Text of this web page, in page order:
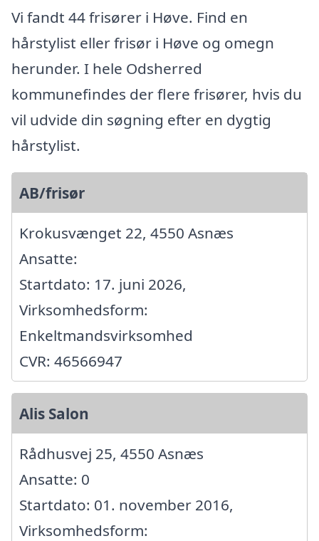
Vi fandt 44 frisører i Høve. Find en
hårstylist eller frisør i Høve og omegn
herunder. I hele Odsherred
kommunefindes der flere frisører, hvis du
vil udvide din søgning efter en dygtig
hårstylist.
AB/frisør
Krokusvænget 22, 4550 Asnæs
Ansatte:
Startdato: 17. juni 2026,
Virksomhedsform:
Enkeltmandsvirksomhed
CVR: 46566947
Alis Salon
Rådhusvej 25, 4550 Asnæs
Ansatte: 0
Startdato: 01. november 2016,
Virksomhedsform: